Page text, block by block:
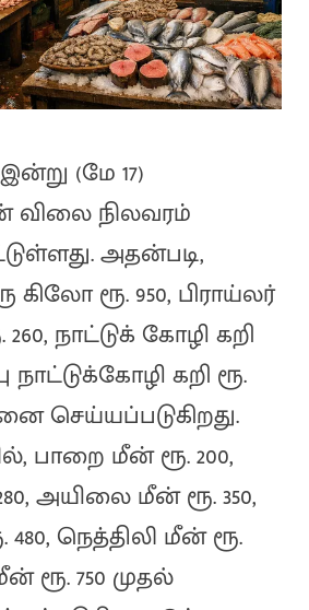
(மே 17)
விலை நிலவரம்
அதன்படி,
கிலோ ரூ. 950, பிராய்லர்
நாட்டுக் கோழி கறி
நாட்டுக்கோழி கறி ரூ.
செய்யப்படுகிறது.
பாறை மீன் ரூ. 200,
அயிலை மீன் ரூ. 350,
நெத்திலி மீன் ரூ.
ரூ. 750 முதல்